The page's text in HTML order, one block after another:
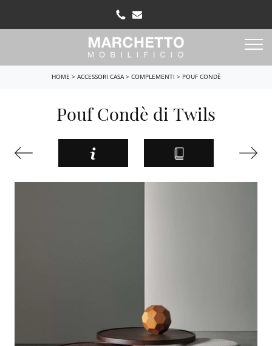
HOME > ACCESSORI CASA> COMPLEMENTI > POUF CONDÈ
Pouf Condè di Twils